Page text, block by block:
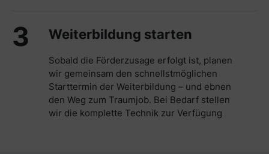
3 Weiterbildung starten
Sobald die Förderzusage erfolgt ist, planen
wir gemeinsam den schnellstmöglichen
Starttermin der Weiterbildung – und ebnen
den Weg zum Traumjob. Bei Bedarf stellen
wir die komplette Technik zur Verfügung